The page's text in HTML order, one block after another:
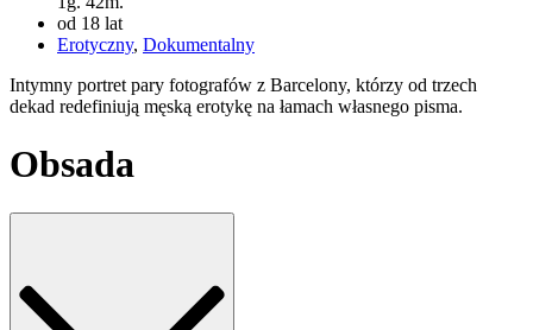
od 18 lat
Erotyczny, Dokumentalny
Intymny portret pary fotografów z Barcelony, którzy od trzech
dekad redefiniują męską erotykę na łamach własnego pisma.
Obsada